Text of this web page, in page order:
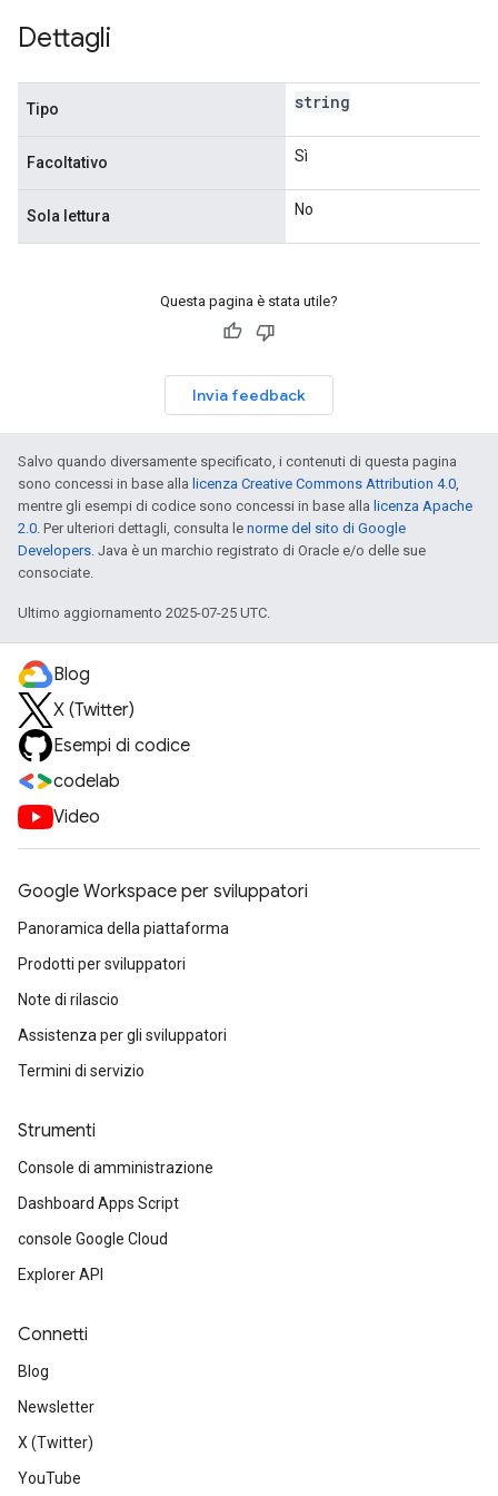
Dettagli
Tipo string
Facoltativo Sì
Sola lettura No
Questa pagina è stata utile?
Invia feedback
Salvo quando diversamente specificato, i contenuti di questa pagina
sono concessi in base alla licenza Creative Commons Attribution 4.0,
mentre gli esempi di codice sono concessi in base alla licenza Apache
2.0. Per ulteriori dettagli, consulta le norme del sito di Google
Developers. Java è un marchio registrato di Oracle e/o delle sue
consociate.
Ultimo aggiornamento 2025-07-25 UTC.
Blog
X (Twitter)
Esempi di codice
codelab
Video
Google Workspace per sviluppatori
Panoramica della piattaforma
Prodotti per sviluppatori
Note di rilascio
Assistenza per gli sviluppatori
Termini di servizio
Strumenti
Console di amministrazione
Dashboard Apps Script
console Google Cloud
Explorer API
Connetti
Blog
Newsletter
X (Twitter)
YouTube